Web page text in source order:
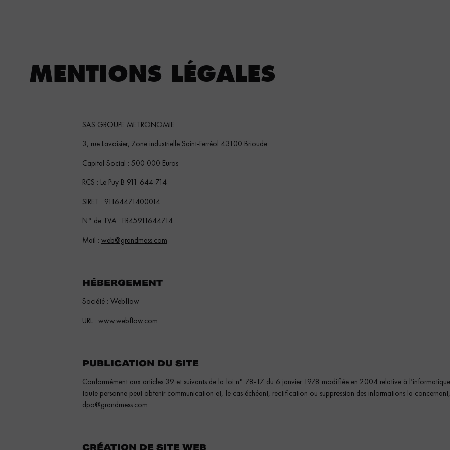
MENTIONS LÉGALES
SAS GROUPE METRONOMIE
3, rue Lavoisier, Zone industrielle Saint-Ferréol 43100 Brioude
Capital Social : 500 000 Euros
RCS : Le Puy B 911 644 714
SIRET : 91164471400014
N° de TVA : FR45911644714
Mail : web@grandmess.com
HÉBERGEMENT
Société : Webflow
URL : www.webflow.com
PUBLICATION DU SITE
Conformément aux articles 39 et suivants de la loi n° 78-17 du 6 janvier 1978 modifiée en 2004 relative à
toute personne peut obtenir communication et, le cas échéant, rectification ou suppression des informations la concernant,
dpo@grandmess.com
CRÉATION DE SITE WEB